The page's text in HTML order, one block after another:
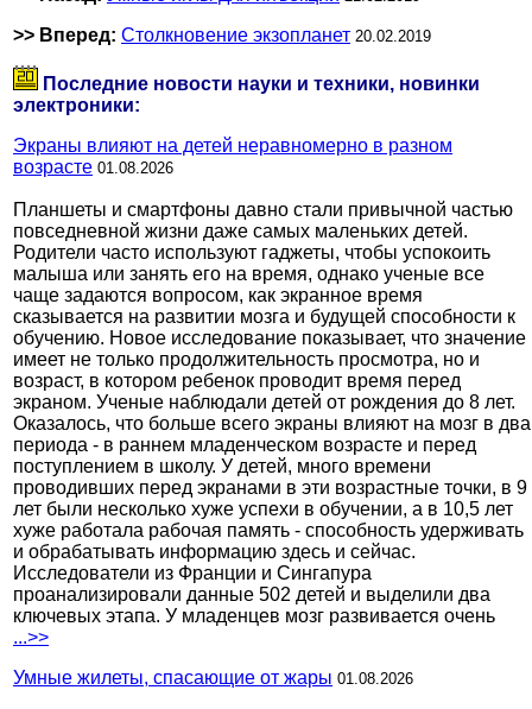
>> Вперед: Столкновение экзопланет 20.02.2019
Последние новости науки и техники, новинки
электроники:
Экраны влияют на детей неравномерно в разном
возрасте 01.08.2026
Планшеты и смартфоны давно стали привычной частью
повседневной жизни даже самых маленьких детей.
Родители часто используют гаджеты, чтобы успокоить
малыша или занять его на время, однако ученые все
чаще задаются вопросом, как экранное время
сказывается на развитии мозга и будущей способности к
обучению. Новое исследование показывает, что значение
имеет не только продолжительность просмотра, но и
возраст, в котором ребенок проводит время перед
экраном. Ученые наблюдали детей от рождения до 8 лет.
Оказалось, что больше всего экраны влияют на мозг в два
периода - в раннем младенческом возрасте и перед
поступлением в школу. У детей, много времени
проводивших перед экранами в эти возрастные точки, в 9
лет были несколько хуже успехи в обучении, а в 10,5 лет
хуже работала рабочая память - способность удерживать
и обрабатывать информацию здесь и сейчас.
Исследователи из Франции и Сингапура
проанализировали данные 502 детей и выделили два
ключевых этапа. У младенцев мозг развивается очень
...>>
Умные жилеты, спасающие от жары 01.08.2026